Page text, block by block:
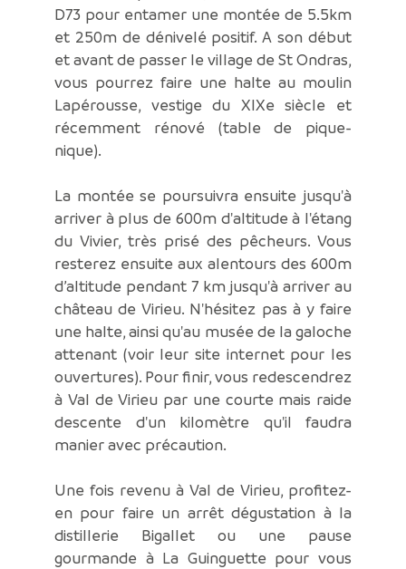
D73 pour entamer une montée de 5.5km
et 250m de dénivelé positif. A son début
et avant de passer le village de St Ondras,
vous pourrez faire une halte au moulin
Lapérousse, vestige du XIXe siècle et
récemment rénové (table de pique-
nique).
La montée se poursuivra ensuite jusqu'à
arriver à plus de 600m d'altitude à l'étang
du Vivier, très prisé des pêcheurs. Vous
resterez ensuite aux alentours des 600m
d’altitude pendant 7 km jusqu'à arriver au
château de Virieu. N'hésitez pas à y faire
une halte, ainsi qu'au musée de la galoche
attenant (voir leur site internet pour les
ouvertures). Pour finir, vous redescendrez
à Val de Virieu par une courte mais raide
descente d'un kilomètre qu'il faudra
manier avec précaution.
Une fois revenu à Val de Virieu, profitez-
en pour faire un arrêt dégustation à la
distillerie Bigallet ou une pause
gourmande à La Guinguette pour vous